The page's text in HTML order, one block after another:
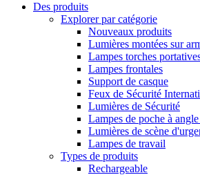
Des produits
Explorer par catégorie
Nouveaux produits
Lumières montées sur
Lampes torches
Lampes frontales
Support de casque
Feux de Sécurité
Lumières de Sécurité
Lampes de poche à
Lumières de scène
Lampes de travail
Types de produits
Rechargeable